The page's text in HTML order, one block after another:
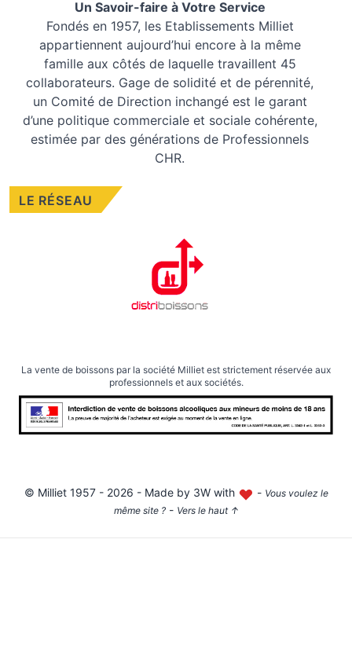
Un Savoir-faire à Votre Service
Fondés en 1957, les Etablissements Milliet
appartiennent aujourd’hui encore à la même
famille aux côtés de laquelle travaillent 45
collaborateurs. Gage de solidité et de pérennité,
un Comité de Direction inchangé est le garant
d’une politique commerciale et sociale cohérente,
estimée par des générations de Professionnels
CHR.
LE RÉSEAU
La vente de boissons par la société Milliet est strictement réservée aux
professionnels et aux sociétés.
© Milliet1957 - 2026 - Made by 3W with - Vous voulez le
même site ?- Vers le haut ↑